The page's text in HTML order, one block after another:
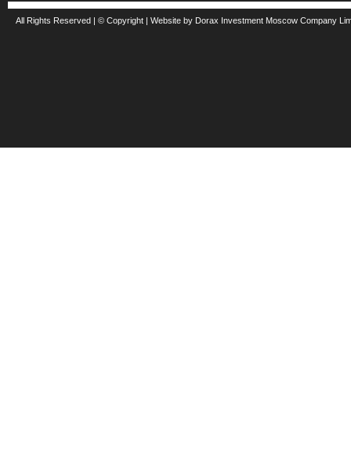
All Rights Reserved | © Copyright | Website by Dorax Investment Moscow Company